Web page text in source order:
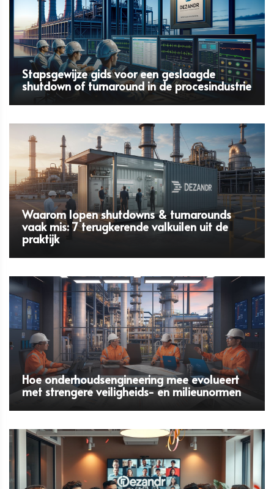
Stapsgewijze gids voor een geslaagde
shutdown of turnaround in de procesindustrie
Waarom lopen shutdowns & turnarounds
vaak mis: 7 terugkerende valkuilen uit de
praktijk
Hoe onderhoudsengineering mee evolueert
met strengere veiligheids- en milieunormen